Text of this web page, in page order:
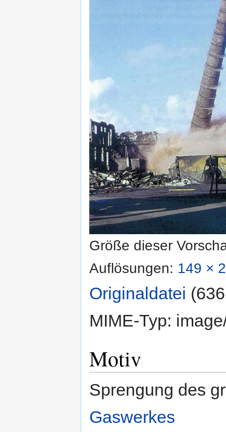
Größe dieser
Auflösungen: 149 ×
Originaldatei
MIME-Typ:
Motiv
Sprengung des
Gaswerkes